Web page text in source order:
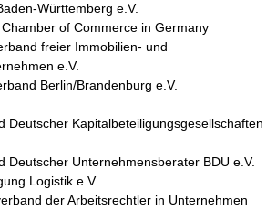
Württemberg e.V.
of Commerce in Germany
freier Immobilien- und
e.V.
Berlin/Brandenburg e.V.
Deutscher Kapitalbeteiligungsgesellschaften
Deutscher Unternehmensberater BDU e.V.
Logistik e.V.
der Arbeitsrechtler in Unternehmen